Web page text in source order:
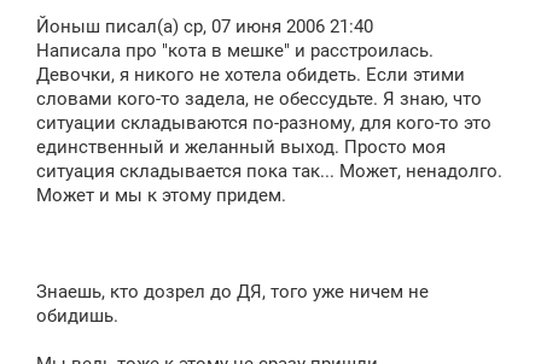
б
щ
н
и
Йоныш писал(а) ср, 07 июня 2006 21:40
Написала про "кота в мешке" и расстроилась.
Девочки, я никого не хотела обидеть. Если этими
словами кого-то задела, не обессудьте. Я знаю, что
ситуации складываются по-разному, для кого-то это
единственный и желанный выход. Просто моя
ситуация складывается пока так... Может, ненадолго.
Может и мы к этому придем.
Знаешь, кто дозрел до ДЯ, того уже ничем не
обидишь.